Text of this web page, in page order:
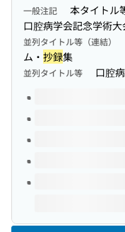
一般注記
本タイトル
口腔病学会記念学術大
並列タイトル等（連結）
ム・ 抄録集
並列タイトル等 口腔
このタイトルの巻号